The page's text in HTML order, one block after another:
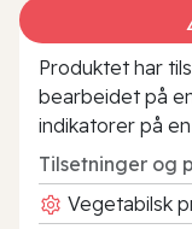
Produktet har
bearbeidet på
indikatorer på
Tilsetninger og
Vegetabilsk